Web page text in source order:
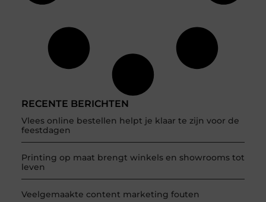
RECENTE BERICHTEN
Vlees online bestellen helpt je klaar te zijn voor de
feestdagen
Printing op maat brengt winkels en showrooms tot
leven
Veelgemaakte content marketing fouten